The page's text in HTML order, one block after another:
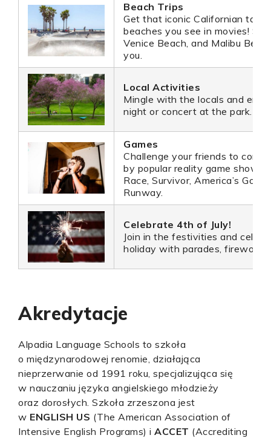
Beach Trips
Get that iconic Californian tan
beaches you see in movies!
Venice Beach, and Malibu
you.
Local Activities
Mingle with the locals and
night or concert at the park.
Games
Challenge your friends to
by popular reality game shows
Race, Survivor, America’s Got
Runway.
Celebrate 4th of July!
Join in the festivities and
holiday with parades, fireworks
Akredytacje
Alpadia Language Schools to szkoła
o międzynarodowej renomie, działająca
nieprzerwanie od 1991 roku, specjalizująca się
w nauczaniu języka angielskiego młodzieży
oraz dorosłych. Szkoła zrzeszona jest
w ENGLISH US (The American Association of
Intensive English Programs) i ACCET (Accrediting